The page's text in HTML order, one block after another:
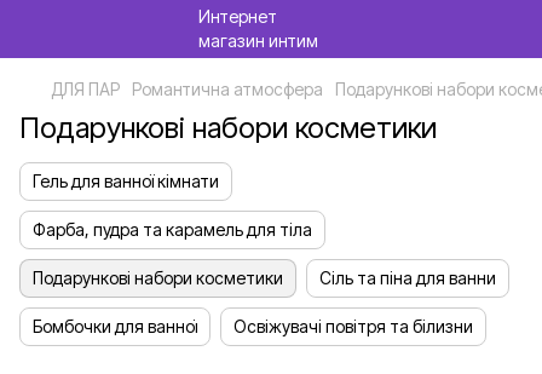
ДЛЯ ПАР Романтична атмосфера Подарункові набори
Подарункові набори косметики
Гель для ванної кімнати
Фарба, пудра та карамель для тіла
Подарункові набори косметики Сіль та піна для ванни
Бомбочки для ванної Освіжувачі повітря та білизни